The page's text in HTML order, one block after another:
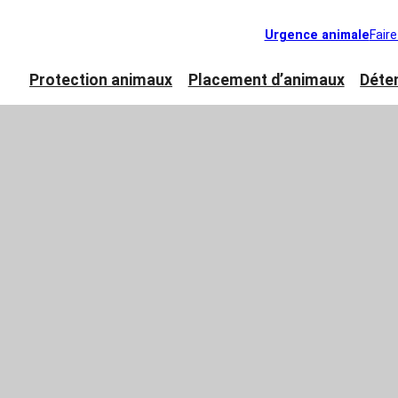
Urgence animale
Protection animaux Placement d’animaux